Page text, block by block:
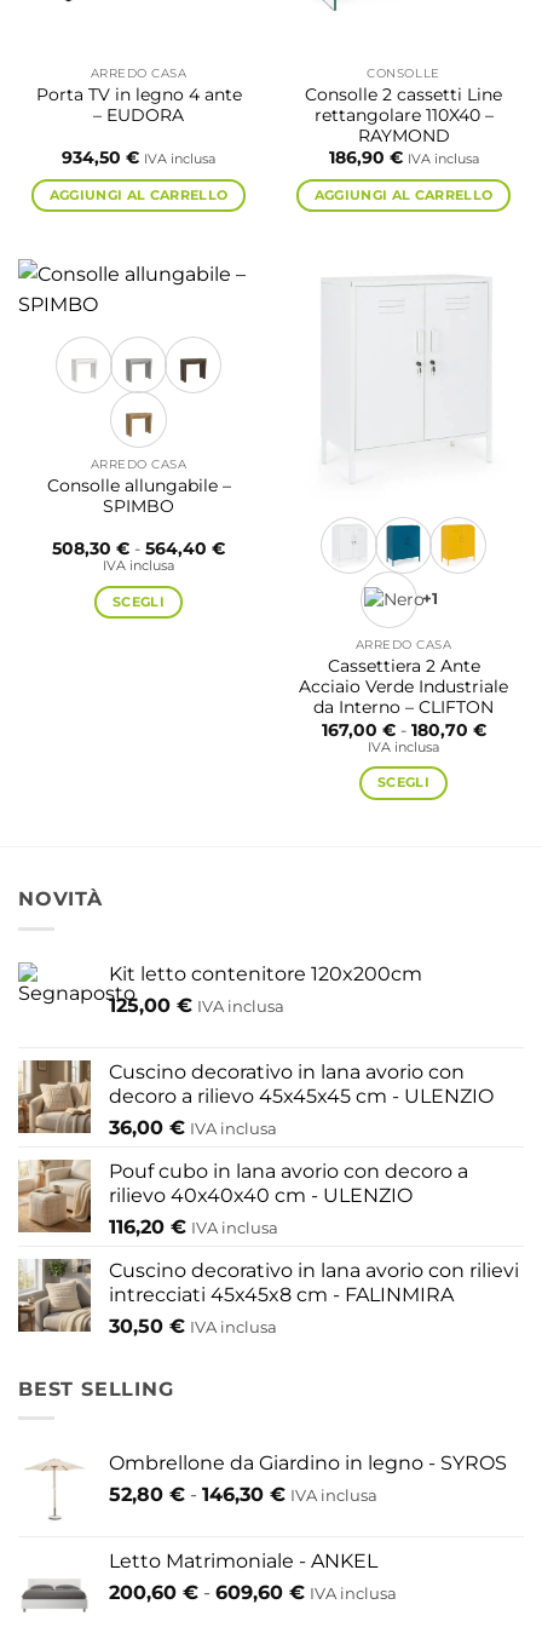
ARREDO CASA
Porta TV in legno 4 ante
– EUDORA
934,50 € IVA inclusa
AGGIUNGI AL CARRELLO
CONSOLLE
Consolle 2 cassetti Line
rettangolare 110X40 –
RAYMOND
186,90 € IVA inclusa
AGGIUNGI AL CARRELLO
ARREDO CASA
Consolle allungabile –
SPIMBO
508,30 € - 564,40 €Fascia
IVA inclusa
SCEGLI +1
ARREDO CASA
Cassettiera 2 Ante
Acciaio Verde Industriale
da Interno – CLIFTON
167,00 € - 180,70 €Fascia
IVA inclusa
SCEGLI
nella
pagina
NOVITÀ
Kit letto contenitore 120x200cm
125,00 € IVA inclusa
Cuscino decorativo in lana avorio con
decoro a rilievo 45x45x45 cm - ULENZIO
36,00 € IVA inclusa
Pouf cubo in lana avorio con decoro a
rilievo 40x40x40 cm - ULENZIO
116,20 € IVA inclusa
Cuscino decorativo in lana avorio con rilievi
intrecciati 45x45x8 cm - FALINMIRA
30,50 € IVA inclusa
BEST SELLING
Ombrellone da Giardino in legno - SYROS
52,80 € - 146,30 €Fascia
da
52,80 €
IVA inclusa
Letto Matrimoniale - ANKEL
200,60 € - 609,60 €Fascia
IVA inclusa